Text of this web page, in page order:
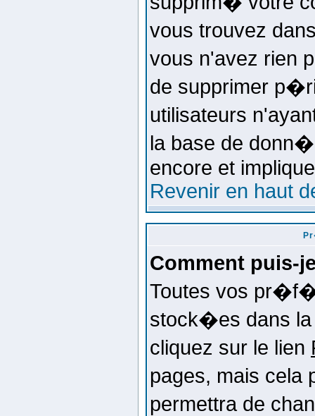
vous trouvez
vous n'avez rien
de supprimer
utilisateurs
la base de
encore et
Revenir en haut
Comment puis-
Toutes vos
stock�es dans la
cliquez sur le lien
pages, mais cela
permettra de